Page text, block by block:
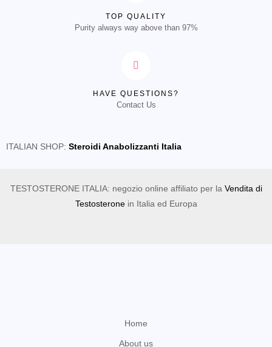
TOP QUALITY
Purity always way above than 97%
HAVE QUESTIONS?
Contact Us
ITALIAN SHOP: Steroidi Anabolizzanti Italia
TESTOSTERONE ITALIA: negozio online affiliato per la Vendita di
Testosteronein Italia ed Europa
Home
About us